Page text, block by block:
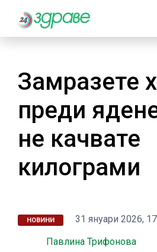
Замразете
преди
не качвате
килограми
НОВИНИ
31 януари 2026,
Павлина Трифонова